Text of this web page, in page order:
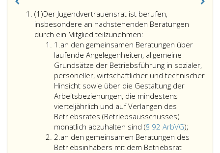
(1)Absatz
eins
Der Jugendvertrauensrat ist berufen,
insbesondere an nachstehenden Beratungen
durch ein Mitglied teilzunehmen:
1.Ziffer
eins
an den gemeinsamen Beratungen über
laufende Angelegenheiten, allgemeine
Grundsätze der Betriebsführung in sozialer,
personeller, wirtschaftlicher und technischer
Hinsicht sowie über die Gestaltung der
Arbeitsbeziehungen, die mindestens
vierteljährlich und auf Verlangen des
Betriebsrates (Betriebsausschusses)
monatlich abzuhalten sind (§ 92 ArbVG);
den
2.Ziffer
2
an den gemeinsamen Beratungen des
Betriebsinhabers mit dem Betriebsrat